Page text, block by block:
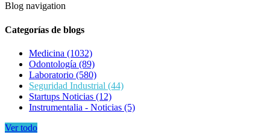
Blog navigation
Categorías de blogs
Medicina (1032)
Odontología (89)
Laboratorio (580)
Seguridad Industrial (44)
Startups Noticias (12)
Instrumentalia - Noticias (5)
Ver todo